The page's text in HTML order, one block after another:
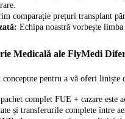
comparație prețuri transplant
Echipa noastră vorbește
Medicală ale FlyMedi
pentru a vă oferi
complet FUE + cazare este
și transferurile complete între